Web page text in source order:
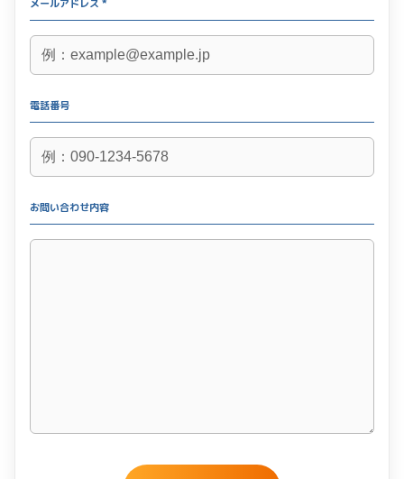
メールアドレス *
電話番号
お問い合わせ内容